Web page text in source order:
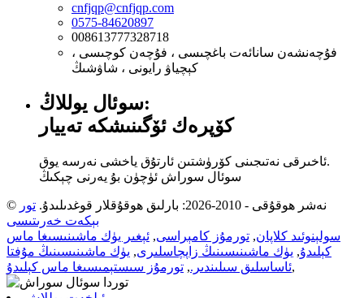
cnfjqp@cnfjqp.com
0575-84620897
008613777328718
فۇچەنشەن سانائەت باغچىسى ، فۇچەن كوچىسى ،
كېچياۋ رايونى ، شاۋشىڭ
سوئال يوللاڭ:
كۆپرەك ئۆگىنىشكە تەييار
ئاخىرقى نەتىجىنى كۆرۈشتىن ئارتۇق ياخشى نەرسە يوق.
سوئال سوراش ئۈچۈن بۇ يەرنى چېكىڭ
© نەشر ھوقۇقى - 2010-2026: بارلىق ھوقۇقلار قوغدىلىدۇ.
تور
بېكەت خەرىتىسى
سولېنوئىد كلاپان, تورمۇز كامېراسى, ئېغىر يۈك ماشىنىسىغا ماس
كېلىدۇ, يۈك ماشىنىسىنىڭ زاپچاسلىرى, يۈك ماشىنىسىنىڭ مۇفتا
ئاساسلىق سىلىندىر., تورمۇز سىستېمىسىغا ماس كېلىدۇ ,